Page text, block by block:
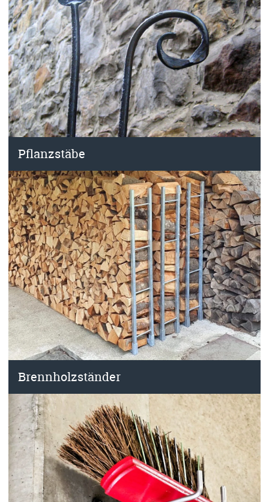
Pflanzstäbe
Brennholzständer